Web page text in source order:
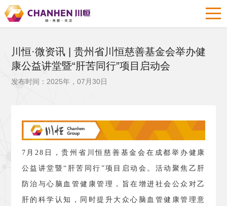
川恒·微资讯 | 贵州省川恒慈善基金会举办健
康公益讲堂暨“肝苦同行”项目启动会
发布时间：2025年，07月30日
7月28日，贵州省川恒慈善基金会在成都举办健康
公益讲堂暨“肝苦同行”项目启动会。活动聚焦乙肝
防治与心脑血管健康管理，旨在增进社会公众对乙
肝的科学认知，同时提升大众心脑血管健康管理意